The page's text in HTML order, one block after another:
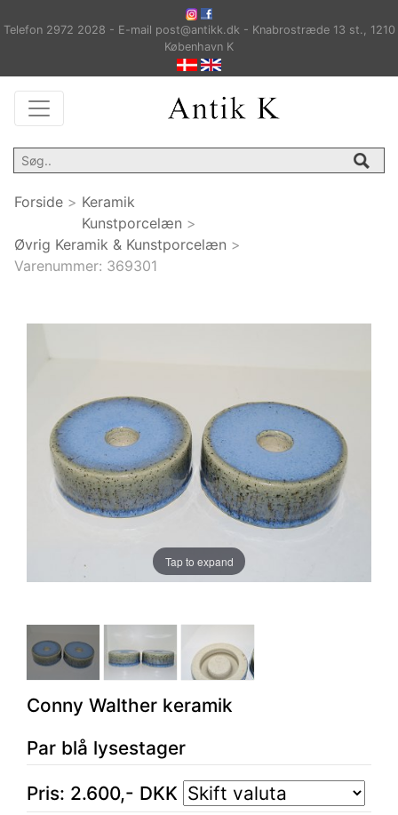
Telefon 2972 2028 - E-mail post@antikk.dk - Knabrostræde 13 st., 1210
København K
Forside > Keramik
Kunstporcelæn >
Øvrig Keramik & Kunstporcelæn >
Varenummer: 369301
Tap to expand
Conny Walther keramik
Par blå lysestager
Pris: 2.600,- DKK